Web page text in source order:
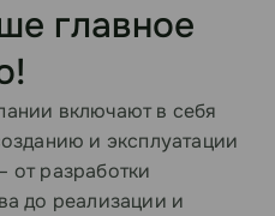
главное
включают в себя
и эксплуатации
от разработки
до реализации и